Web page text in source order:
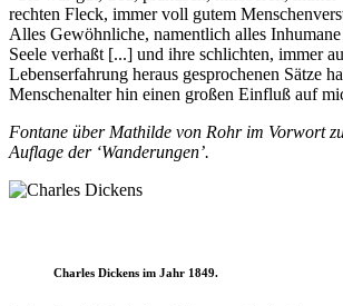
rechten Fleck, immer voll gutem
Alles Gewöhnliche, namentlich alles
Seele verhaßt [...] und ihre schlichten, immer
Lebenserfahrung heraus gesprochenen Sätze
Menschenalter hin einen großen Einfluß auf
Fontane über Mathilde von Rohr im Vorwort
Auflage der ‘Wanderungen’.
Charles Dickens im Jahr 1849.